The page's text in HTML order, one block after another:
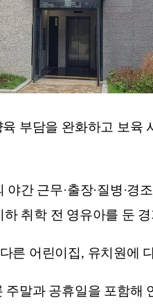
부담을 완화하고 보육
야간 근무·출장·질병·
취학 전 영유아를 둔
른 어린이집, 유치원에
말과 공휴일을 포함해